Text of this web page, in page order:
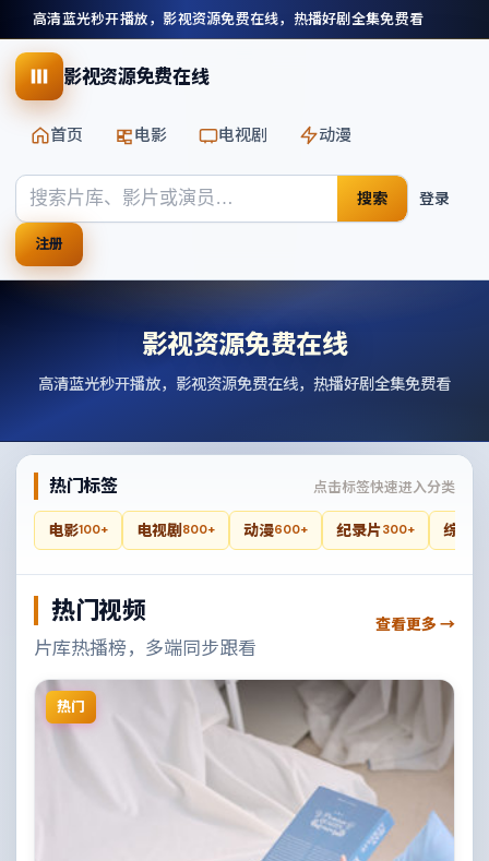
高清蓝光秒开播放，影视资源免费在线，热播好剧全集免费看
影视资源免费在线
首页 电影 电视剧 动漫
搜索 登录
注册
影视资源免费在线
高清蓝光秒开播放，影视资源免费在线，热播好剧全集免费看
热门标签 点击标签快速进入分类
电影100+ 电视剧 800+ 动漫600+ 纪录片300+ 综艺
热门视频
片库热播榜，多端同步跟看
查看更多 →
热门